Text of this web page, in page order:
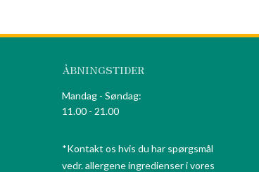
ÅBNINGSTIDER
Mandag - Søndag:
11.00 - 21.00
*Kontakt os hvis du har spørgsmål
vedr. allergene ingredienser i vores